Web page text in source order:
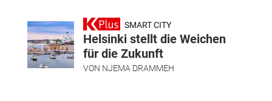
SMART CITY
Helsinki stellt die Weichen
für die Zukunft
VON NJEMA DRAMMEH